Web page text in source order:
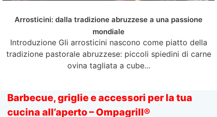
Arrosticini: dalla tradizione abruzzese a una passione
mondiale
Introduzione Gli arrosticini nascono come piatto della
tradizione pastorale abruzzese: piccoli spiedini di carne
ovina tagliata a cube...
Barbecue, griglie e accessori per la tua
cucina all’aperto – Ompagrill®